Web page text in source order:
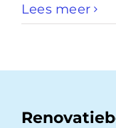
Lees meer